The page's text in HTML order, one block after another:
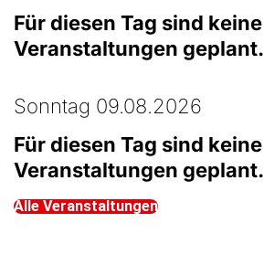
Für diesen Tag sind keine
Veranstaltungen geplant.
Sonntag 09.08.2026
Für diesen Tag sind keine
Veranstaltungen geplant.
Alle Veranstaltungen